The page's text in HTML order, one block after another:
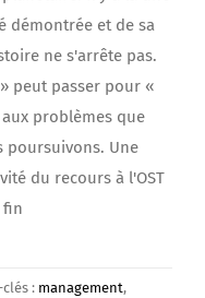
démontrée et de sa
ne s'arrête pas.
peut passer pour «
problèmes que
poursuivons. Une
du recours à l'OST
fin
: management,